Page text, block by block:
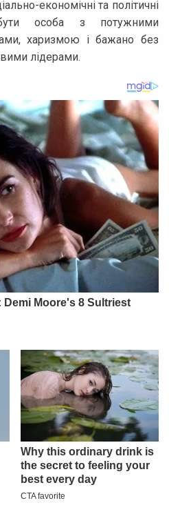
економічні та політичні
особа з потужними
харизмою і бажано без
лідерами.